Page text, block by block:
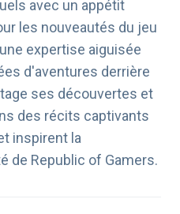
avec un appétit
les nouveautés du jeu
expertise aiguisée
d'aventures derrière
ses découvertes et
des récits captivants
inspirent la
de Republic of Gamers.